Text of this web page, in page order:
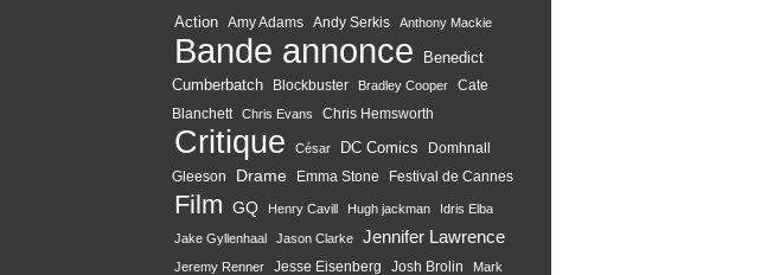
Action Amy Adams Andy Serkis Anthony Mackie
Bande annonce
Benedict
Cumberbatch
Blockbuster Bradley Cooper
Cate
Blanchett
Chris Evans Chris Hemsworth
Critique César DC Comics
Domhnall
Gleeson
Drame Emma Stone Festival de Cannes
Film GQ Henry Cavill Hugh jackman Idris Elba
Jake Gyllenhaal Jason Clarke Jennifer Lawrence
Jeremy Renner Jesse Eisenberg Josh Brolin Mark